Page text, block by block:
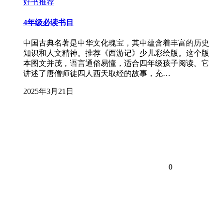
好书推荐
4年级必读书目
中国古典名著是中华文化瑰宝，其中蕴含着丰富的历史
知识和人文精神。推荐《西游记》少儿彩绘版。这个版
本图文并茂，语言通俗易懂，适合四年级孩子阅读。它
讲述了唐僧师徒四人西天取经的故事，充…
2025年3月21日
0